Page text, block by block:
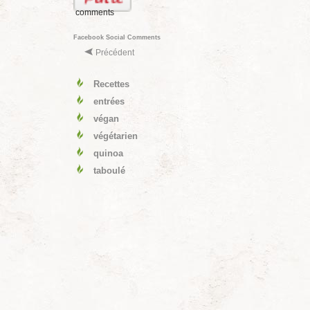
comments
Facebook Social Comments
Précédent
Recettes
entrées
végan
végétarien
quinoa
taboulé